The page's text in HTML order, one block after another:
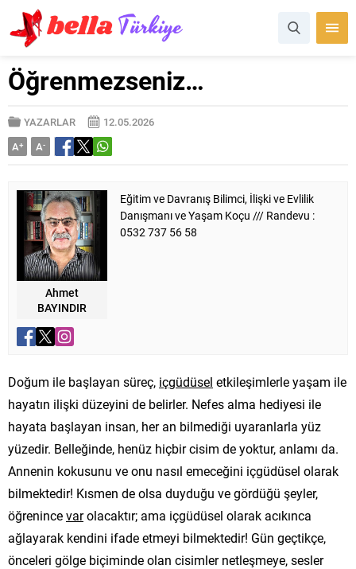
Öğrenmezseniz…
YAZARLAR
12.05.2026
A+ A-
Ahmet
BAYINDIR
Eğitim ve Davranış Bilimci, İlişki ve Evlilik
Danışmanı ve Yaşam Koçu /// Randevu :
0532 737 56 58
Doğum ile başlayan süreç, içgüdüsel etkileşimlerle yaşam ile
hayatın ilişki düzeyini de belirler. Nefes alma hediyesi ile
hayata başlayan insan, her an bilmediği uyaranlarla yüz
yüzedir. Belleğinde, henüz hiçbir cisim de yoktur, anlamı da.
Annenin kokusunu ve onu nasıl emeceğini içgüdüsel olarak
bilmektedir! Kısmen de olsa duyduğu ve gördüğü şeyler,
öğrenincevarolacaktır; ama içgüdüsel olarak acıkınca
ağlayarak kendini ifade etmeyi bilmektedir! Gün geçtikçe,
önceleri gölge biçiminde olan cisimler netleşmeye, sesler